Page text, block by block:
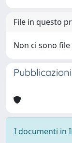
File in questo
Non ci sono
I documenti in